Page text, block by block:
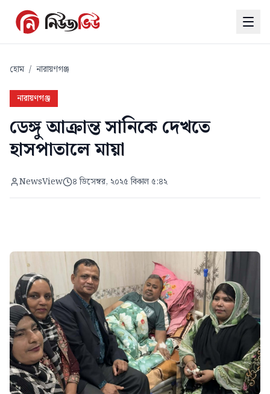
হোম / নারায়ণগঞ্জ
নারায়ণগঞ্জ
ডেঙ্গু আক্রান্ত সানিকে দেখতে
হাসপাতালে মায়া
NewsView ৪ ডিসেম্বর, ২০২৫ বিকাল ৫:৪২